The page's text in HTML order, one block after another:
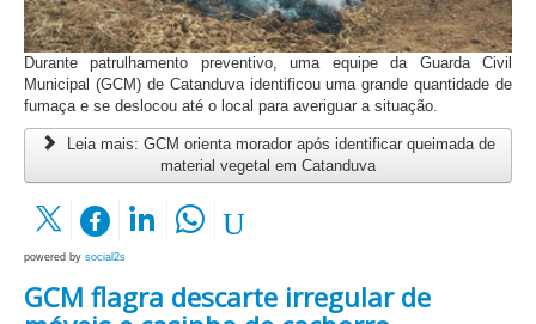
Durante patrulhamento preventivo, uma equipe da Guarda Civil
Municipal (GCM) de Catanduva identificou uma grande quantidade de
fumaça e se deslocou até o local para averiguar a situação.
Leia mais: GCM orienta morador após identificar queimada de
material vegetal em Catanduva
powered by social2s
GCM flagra descarte irregular de